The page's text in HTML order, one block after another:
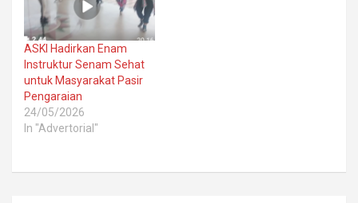
ASKI Hadirkan Enam
Instruktur Senam Sehat
untuk Masyarakat Pasir
Pengaraian
24/05/2026
In "Advertorial"